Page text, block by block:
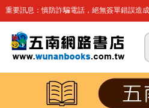
重要訊息：慎防詐騙電話，絕無簽單錯誤造